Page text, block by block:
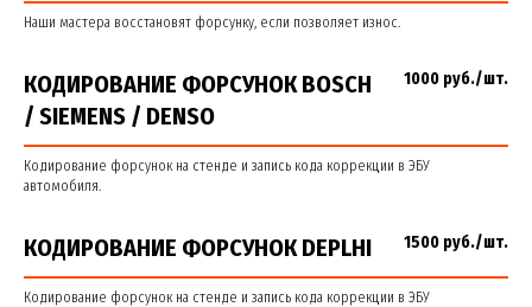
Наши мастера восстановят форсунку, если позволяет износ.
КОДИРОВАНИЕ ФОРСУНОК BOSCH
/ SIEMENS / DENSO
1000 руб./шт.
Кодирование форсунок на стенде и запись кода коррекции в ЭБУ
автомобиля.
КОДИРОВАНИЕ ФОРСУНОК DEPLHI 1500 руб./шт.
Кодирование форсунок на стенде и запись кода коррекции в ЭБУ